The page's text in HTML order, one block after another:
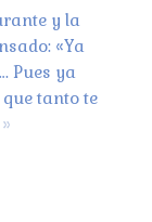
y la
«Ya
Pues ya
tanto te